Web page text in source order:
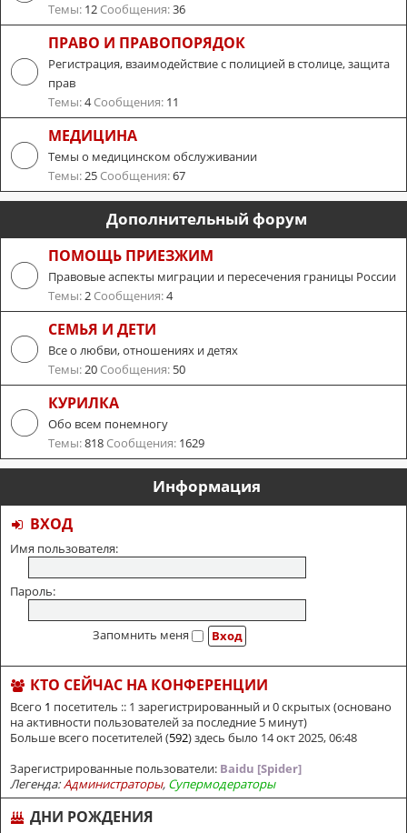
Темы: 12 Сообщения:36
ПРАВО И ПРАВОПОРЯДОК
Регистрация, взаимодействие с полицией в столице, защита
прав
Темы:4Сообщения: 11
МЕДИЦИНА
Темы о медицинском обслуживании
Темы:25 Сообщения:67
Дополнительный форум
ПОМОЩЬ ПРИЕЗЖИМ
Правовые аспекты миграции и пересечения границы России
Темы:2 Сообщения:4
СЕМЬЯ И ДЕТИ
Все о любви, отношениях и детях
Темы:20 Сообщения: 50
КУРИЛКА
Обо всем понемногу
Темы:818 Сообщения: 1629
Информация
ВХОД
Имя пользователя:
Пароль:
Запомнить меня
КТО СЕЙЧАС НА КОНФЕРЕНЦИИ
Всего 1 посетитель :: 1 зарегистрированный и 0 скрытых (основано
на активности пользователей за последние 5 минут)
Больше всего посетителей (592) здесь было 14 окт 2025, 06:48
Зарегистрированные пользователи: Baidu [Spider]
Легенда:Администраторы, Супермодераторы
ДНИ РОЖДЕНИЯ